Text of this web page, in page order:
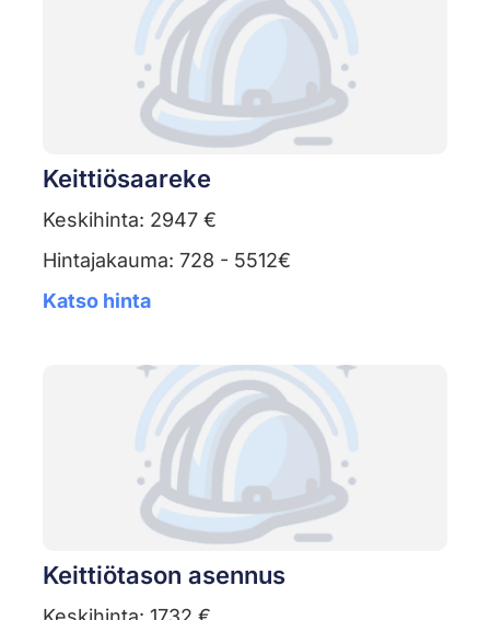
Keittiösaareke
Keskihinta: 2947 €
Hintajakauma: 728 - 5512€
Katso hinta
Keittiötason asennus